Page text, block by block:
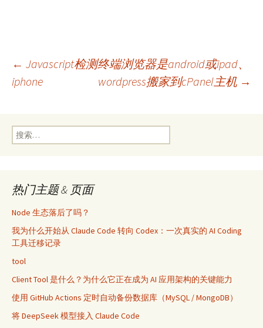
文
导
航
← Javascript检测终端浏览器是android或ipad、
iphone
wordpress搬家到cPanel主机 →
搜
索：
热门主题 & 页面
Node 生态落后了吗？
我为什么开始从 Claude Code 转向 Codex：一次真实的 AI Coding
工具迁移记录
tool
Client Tool 是什么？为什么它正在成为 AI 应用架构的关键能力
使用 GitHub Actions 定时自动备份数据库（MySQL / MongoDB）
将 DeepSeek 模型接入 Claude Code